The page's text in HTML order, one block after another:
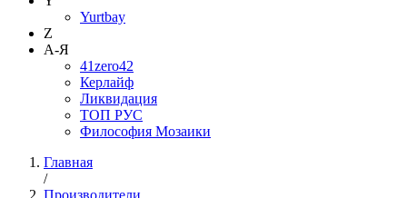
Yurtbay
Z
А-Я
41zero42
Керлайф
Ликвидация
ТОП РУС
Философия Мозаики
Главная
/
Производители